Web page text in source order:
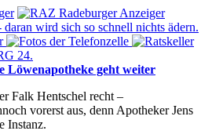
Löwenapotheke geht weiter
Falk Hentschel recht –
vorerst aus, denn Apotheker Jens
Instanz.